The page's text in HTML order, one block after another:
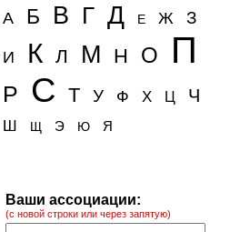
А
Б В Г Д Е Ж З
И К Л М Н О П
Р С Т У Ф Х Ц Ч
Ш Щ Э Ю Я
Ваши ассоциации:
(с новой строки или через запятую)